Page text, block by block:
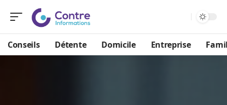
Conseils Détente Domicile Entreprise